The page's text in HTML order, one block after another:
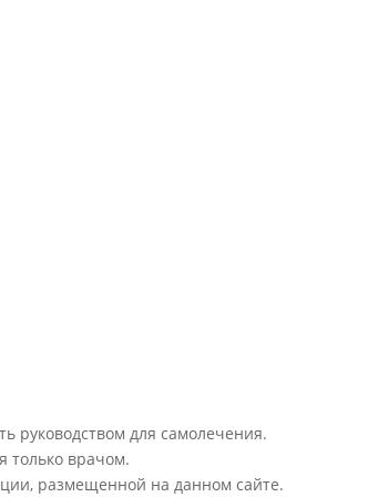
руководством для самолечения.
только врачом.
размещенной на данном сайте.